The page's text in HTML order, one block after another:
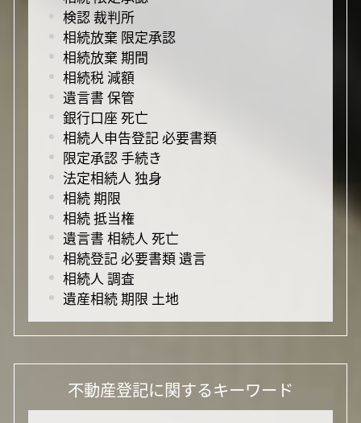
検認 裁判所
相続放棄 限定承認
相続放棄 期間
相続税 減額
遺言書 保管
銀行口座 死亡
相続人申告登記 必要書類
限定承認 手続き
法定相続人 独身
相続 期限
相続 抵当権
遺言書 相続人 死亡
相続登記 必要書類 遺言
相続人 調査
遺産相続 期限 土地
不動産登記に関するキーワード